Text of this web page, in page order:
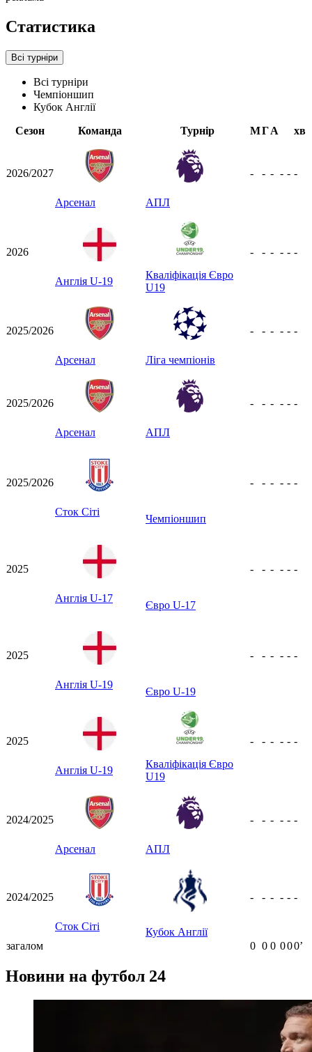
Статистика
Всі турніри
Всі турніри
Чемпіоншип
Кубок Англії
Сезон
Команда Турнір МГА хв
2026/2027
Арсенал АПЛ
- - - - - -
2026
Англія U-19
Кваліфікація Євро
U19
- - - - - -
2025/2026
Арсенал Ліга чемпіонів
- - - - - -
2025/2026
Арсенал АПЛ
- - - - - -
2025/2026
Сток Сіті
Чемпіоншип
- - - - - -
2025
Англія U-17
Євро U-17
- - - - - -
2025
Англія U-19
Євро U-19
- - - - - -
2025
Англія U-19
Кваліфікація Євро
U19
- - - - - -
2024/2025
Арсенал АПЛ
- - - - - -
2024/2025
Сток Сіті Кубок Англії
- - - - - -
загалом 0 0 0 000ʼ
Новини на футбол 24